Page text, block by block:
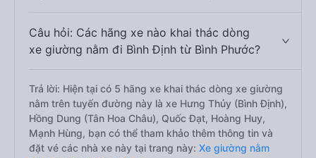
Câu hỏi: Các hãng xe nào khai thác dòng
xe giường nằm đi Bình Định từ Bình Phước?
Trả lời: Hiện tại có 5 hãng xe khai thác dòng xe giường
nằm trên tuyến đường này là xe Hưng Thủy (Bình Định),
Hồng Dung (Tân Hoa Châu), Quốc Đạt, Hoàng Huy,
Mạnh Hùng, bạn có thể tham khảo thêm thông tin và
đặt vé các nhà xe này tại trang này: Xe giường nằm